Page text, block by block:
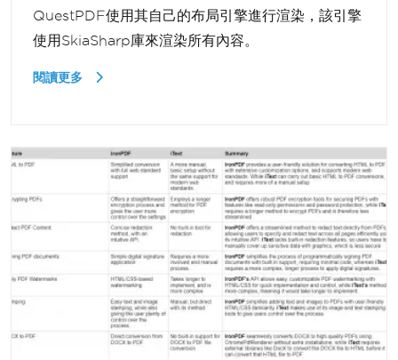
QuestPDF使用其自己的布局引擎進行渲染，該引擎
使用SkiaSharp庫來渲染所有內容。
閱讀更多